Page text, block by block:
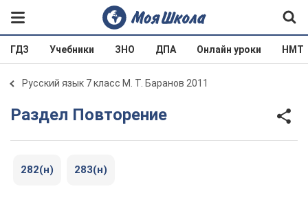
ГДЗ Учебники ЗНО ДПА Онлайн уроки НМТ
Русский язык 7 класс М. Т. Баранов 2011
Раздел Повторение
282(н) 283(н)